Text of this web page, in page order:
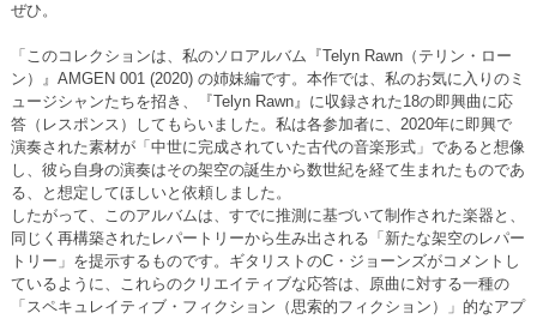
ぜひ。
「このコレクションは、私のソロアルバム『Telyn Rawn（テリン・ロー
ン）』AMGEN 001 (2020) の姉妹編です。本作では、私のお気に入りのミ
ュージシャンたちを招き、『Telyn Rawn』に収録された18の即興曲に応
答（レスポンス）してもらいました。私は各参加者に、2020年に即興で
演奏された素材が「中世に完成されていた古代の音楽形式」であると想像
し、彼ら自身の演奏はその架空の誕生から数世紀を経て生まれたものであ
る、と想定してほしいと依頼しました。
したがって、このアルバムは、すでに推測に基づいて制作された楽器と、
同じく再構築されたレパートリーから生み出される「新たな架空のレパー
トリー」を提示するものです。ギタリストのC・ジョーンズがコメントし
ているように、これらのクリエイティブな応答は、原曲に対する一種の
「スペキュレイティブ・フィクション（思索的フィクション）」的なアプ